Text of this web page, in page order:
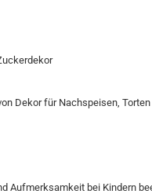
Dekor für Nachspeisen,
Aufmerksamkeit bei Kindern